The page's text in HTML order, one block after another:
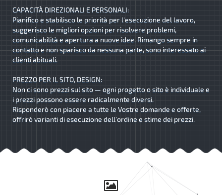
CAPACITÀ DIREZIONALI E PERSONALI:
Pianifico e stabilisco le priorità per l'esecuzione del lavoro,
suggerisco le migliori opzioni per risolvere problemi,
comunicabilità e apertura a nuove idee. Rimango sempre in
contatto e non sparisco da nessuna parte, sono interessato ai
clienti abituali.
PREZZO PER IL SITO, DESIGN:
Non ci sono prezzi sul sito — ogni progetto o sito è individuale e
i prezzi possono essere radicalmente diversi.
Risponderò con piacere a tutte le Vostre domande e offerte,
offrirò varianti di esecuzione dell’ordine e stime dei prezzi.